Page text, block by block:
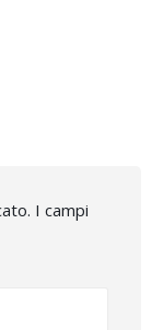
I campi